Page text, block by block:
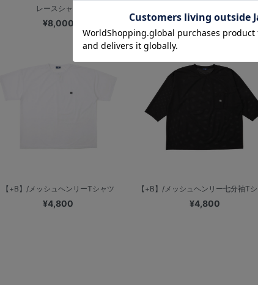
レースシャツ
¥8,000 ¥3,800
【+B】/メッシュヘンリーTシャツ
¥4,800
【+B】/メッシュヘンリー七分袖T
¥4,800